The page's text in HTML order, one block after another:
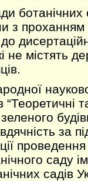
ботанічних
з проханням
не містять
“Теоретичні
за
садів